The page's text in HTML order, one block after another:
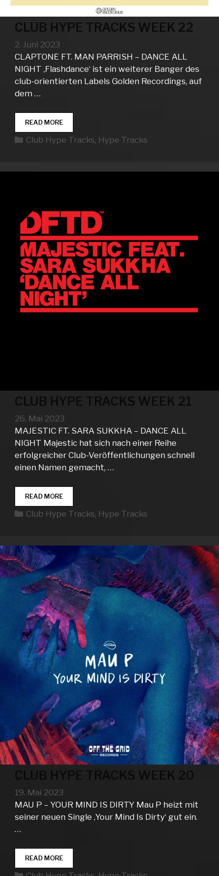
CLUB HYPE TRACKS WEEK 22
2. Juni 2023
CLAPTONE FT. MAN PARRISH – DANCE ALL
NIGHT ‚Flashdance‘ ist ein weiterer Banger des
club-orientierten Labels Golden Recordings, auf
dem …
READ MORECLUB
HYPE
TRACKS
Kategorien
Club Hype Tracks, Hype Tracks
CLUB HYPE TRACKS WEEK 21
26. Mai 2023
MAJESTIC FT. SARA SUKKHA – DANCE ALL
NIGHT Majestic hat sich nach einer Reihe
erfolgreicher Club-Veröffentlichungen schnell
einen Namen gemacht, …
READ MORECLUB
HYPE
TRACKS
Kategorien
Club Hype Tracks, Hype Tracks
CLUB HYPE TRACKS WEEK 20
19. Mai 2023
MAU P – YOUR MIND IS DIRTY Mau P heizt mit
seiner neuen Single ‚Your Mind Is Dirty‘ gut ein.
…
READ MORECLUB
HYPE
Kategorien